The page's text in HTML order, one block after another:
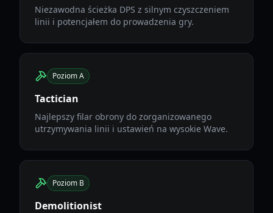
Niezawodna ścieżka DPS z silnym czyszczeniem
linii i potencjałem do prowadzenia gry.
Poziom A
Tactician
Najlepszy filar obrony do zorganizowanego
utrzymywania linii i ustawień na wysokie Wave.
Poziom B
Demolitionist